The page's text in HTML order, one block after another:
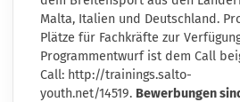
Malta, Italien und Deutschland.
Plätze für Fachkräfte zur
Programmentwurf ist dem Call
Call: http://trainings.salto-
youth.net/14519. Bewerbungen